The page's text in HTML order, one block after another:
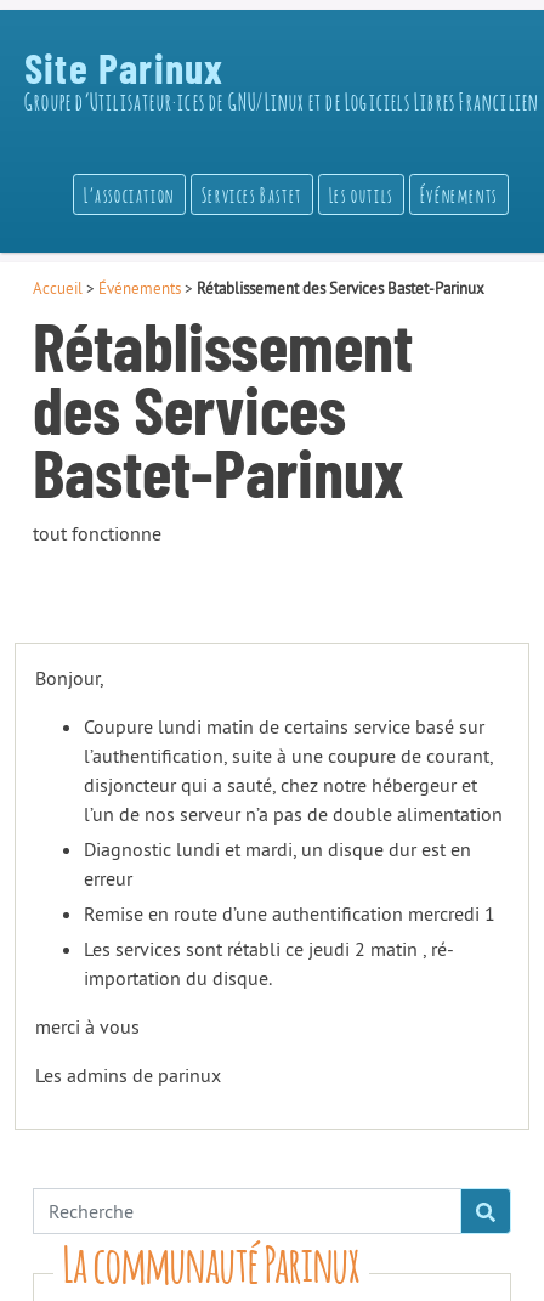
Site Parinux
Groupe d’Utilisateur·ices de GNU/Linux et de Logiciels Libres Francilien
L’association Services Bastet Les outils Événements
Accueil > Événements> Rétablissement des Services Bastet-Parinux
Rétablissement
des Services
Bastet-Parinux
tout fonctionne
Bonjour,
Coupure lundi matin de certains service basé sur
l’authentification, suite à une coupure de courant,
disjoncteur qui a sauté, chez notre hébergeur et
l’un de nos serveur n’a pas de double alimentation
Diagnostic lundi et mardi, un disque dur est en
erreur
Remise en route d’une authentification mercredi 1
Les services sont rétabli ce jeudi 2 matin , ré-
importation du disque.
merci à vous
Les admins de parinux
La communauté Parinux